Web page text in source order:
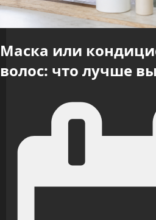
Маска или
волос: что лучше